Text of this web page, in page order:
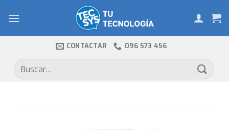
CONTACTAR 096 573 456
Buscar
por: